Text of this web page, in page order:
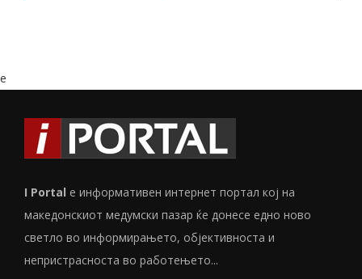
e
I Portal е информативен интернет портал кој на
македонскиот медумски пазар ќе донесе едно ново
светло во информирањето, објективноста и
непристрасноста во работењето...